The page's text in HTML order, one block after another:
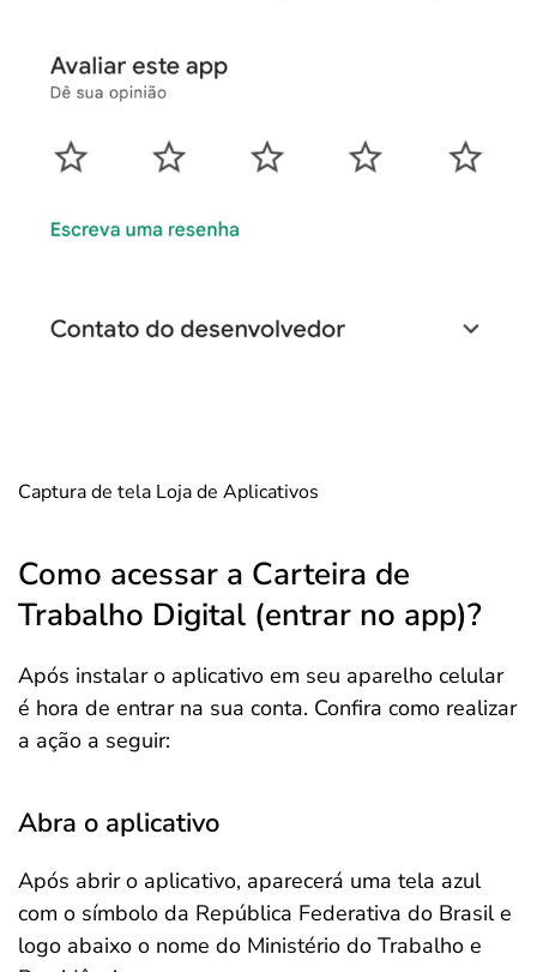
Captura de tela Loja de Aplicativos
Como acessar a Carteira de
Trabalho Digital (entrar no app)?
Após instalar o aplicativo em seu aparelho celular
é hora de entrar na sua conta. Confira como realizar
a ação a seguir:
Abra o aplicativo
Após abrir o aplicativo, aparecerá uma tela azul
com o símbolo da República Federativa do Brasil e
logo abaixo o nome do Ministério do Trabalho e